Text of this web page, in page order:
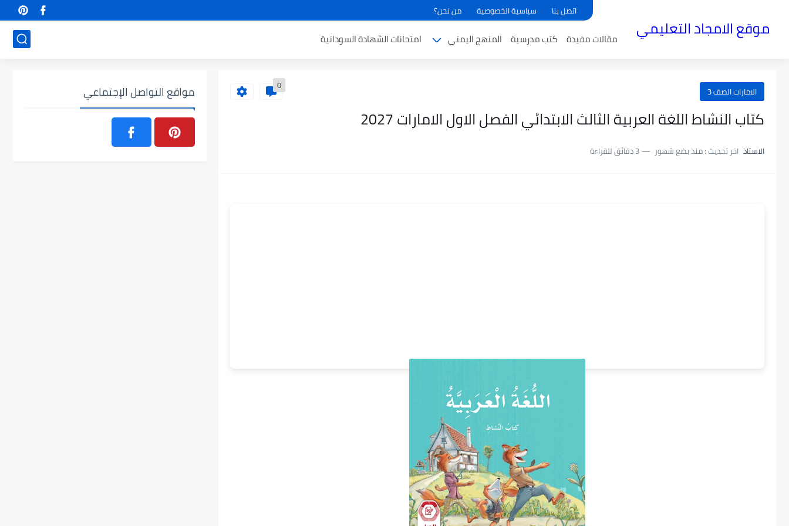
اتصل بنا سياسية الخصوصية من نحن؟
موقع الامجاد التعليمي مقالات مفيدة كتب مدرسية المنهج اليمني امتحانات الشهادة السودانية
الامارات الصف 3 0
كتاب النشاط اللغة العربية الثالث الابتدائي الفصل الاول الامارات 2027
الاستاذ اخر تحديث :منذ بضع شهور 3 دقائق للقراءة
مواقع التواصل الإجتماعي